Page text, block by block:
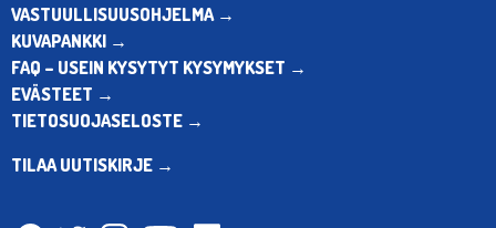
VASTUULLISUUSOHJELMA →
KUVAPANKKI →
FAQ – USEIN KYSYTYT KYSYMYKSET →
EVÄSTEET →
TIETOSUOJASELOSTE →
TILAA UUTISKIRJE →